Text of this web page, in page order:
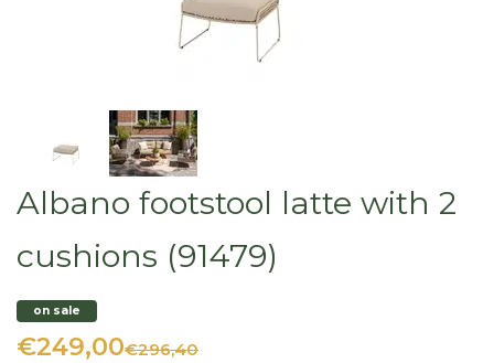
Albano footstool latte with 2
cushions (91479)
on sale
€249,00€296,40